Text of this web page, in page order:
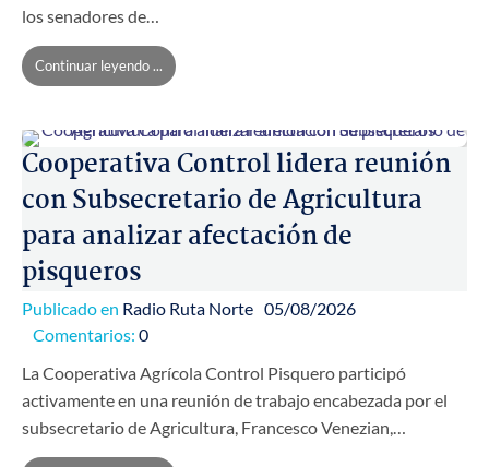
los senadores de…
Continuar leyendo ...
Cooperativa Control lidera reunión
con Subsecretario de Agricultura
para analizar afectación de
pisqueros
Publicado en Radio Ruta Norte 05/08/2026
Comentarios: 0
La Cooperativa Agrícola Control Pisquero participó
activamente en una reunión de trabajo encabezada por el
subsecretario de Agricultura, Francesco Venezian,…